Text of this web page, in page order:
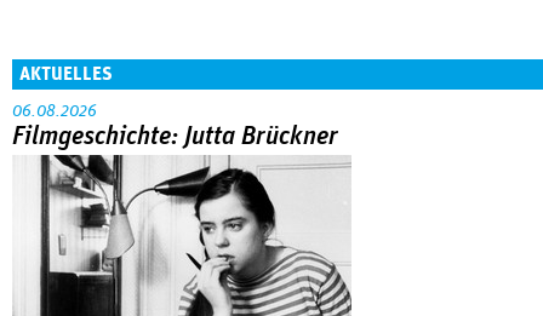
AKTUELLES
06.08.2026
Filmgeschichte: Jutta Brückner